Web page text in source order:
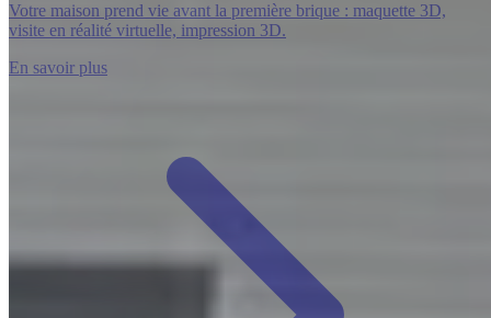
Votre maison prend vie avant la première brique : maquette 3D,
visite en réalité virtuelle, impression 3D.
En savoir plus